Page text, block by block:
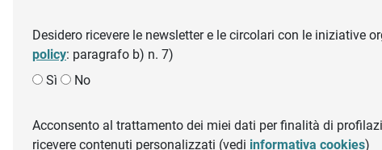
Desidero ricevere le newsletter e le circolari con le iniziative
policy: paragrafo b) n. 7)
Sì
No
Acconsento al trattamento dei miei dati per finalità di
ricevere contenuti personalizzati (vedi informativa cookies)